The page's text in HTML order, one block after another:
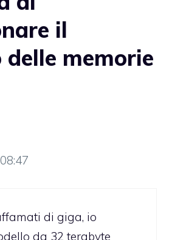
il
memorie
di giga, io
da 32 terabyte